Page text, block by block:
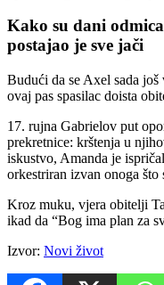
Kako su dani
postajao je sve jači
Budući da se Axel sada
ovaj pas spasilac doista
17. rujna Gabrielov put
prekretnice: krštenja u
iskustvo, Amanda je
orkestriran izvan onoga što
Kroz muku, vjera obitelji
ikad da “Bog ima plan za
Izvor: Novi život